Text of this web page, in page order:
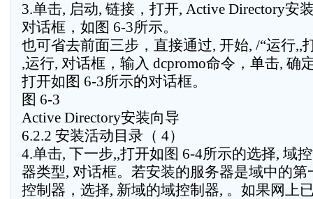
3.单击, 启动, 链接，打开, Active Directory安
对话框，如图 6-3所示。
也可省去前面三步，直接通过, 开始, /“运行,,
,运行, 对话框，输入 dcpromo命令，单击, 确
打开如图 6-3所示的对话框。
图 6-3
Active Directory安装向导
6.2.2 安装活动目录（ 4）
4.单击, 下一步,,打开如图 6-4所示的选择, 域
器类型, 对话框。若安装的服务器是域中的第
控制器，选择, 新域的域控制器, 。如果网上